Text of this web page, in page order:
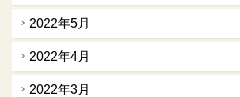
2022年5月
2022年4月
2022年3月